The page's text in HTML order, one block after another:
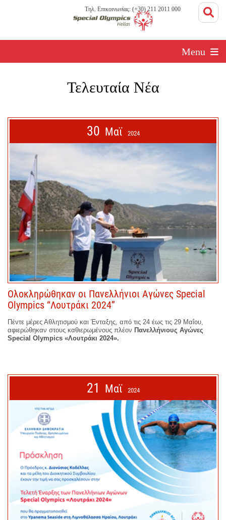
Τηλ. Επικοινωνίας: (+30) 211 2011 000
Menu
Τελευταία Νέα
30 Μαϊ 2024
Ολοκληρώθηκαν οι Πανελλήνιοι Αγώνες Special
Olympics “Λουτράκι 2024”
Πέντε μέρες Αθλητισμού και Ένταξης, από τις 24 έως τις 29 Μαΐου,
αφιερώθηκαν στους καθιερωμένους πλέον Πανελλήνιους Αγώνες
Special Olympics «Λουτράκι 2024».
21 Μαϊ 2024